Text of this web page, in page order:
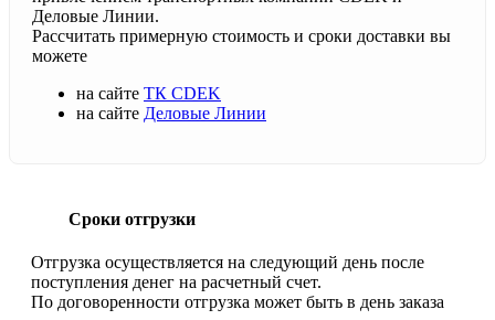
Деловые Линии.
Рассчитать примерную стоимость и сроки доставки вы
можете
на сайте ТК CDEK
на сайте Деловые Линии
Сроки отгрузки
Отгрузка осуществляется на следующий день после
поступления денег на расчетный счет.
По договоренности отгрузка может быть в день заказа